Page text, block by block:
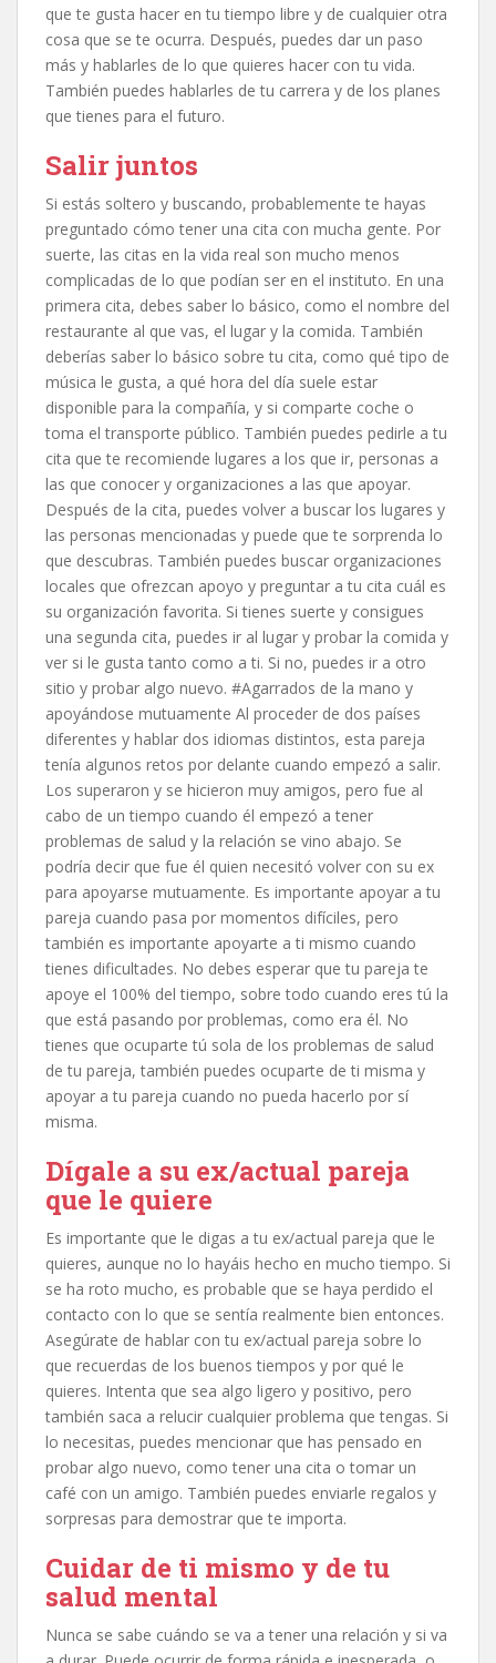
que te gusta hacer en tu tiempo libre y de cualquier otra
cosa que se te ocurra. Después, puedes dar un paso
más y hablarles de lo que quieres hacer con tu vida.
También puedes hablarles de tu carrera y de los planes
que tienes para el futuro.
Salir juntos
Si estás soltero y buscando, probablemente te hayas
preguntado cómo tener una cita con mucha gente. Por
suerte, las citas en la vida real son mucho menos
complicadas de lo que podían ser en el instituto. En una
primera cita, debes saber lo básico, como el nombre del
restaurante al que vas, el lugar y la comida. También
deberías saber lo básico sobre tu cita, como qué tipo de
música le gusta, a qué hora del día suele estar
disponible para la compañía, y si comparte coche o
toma el transporte público. También puedes pedirle a tu
cita que te recomiende lugares a los que ir, personas a
las que conocer y organizaciones a las que apoyar.
Después de la cita, puedes volver a buscar los lugares y
las personas mencionadas y puede que te sorprenda lo
que descubras. También puedes buscar organizaciones
locales que ofrezcan apoyo y preguntar a tu cita cuál es
su organización favorita. Si tienes suerte y consigues
una segunda cita, puedes ir al lugar y probar la comida y
ver si le gusta tanto como a ti. Si no, puedes ir a otro
sitio y probar algo nuevo. #Agarrados de la mano y
apoyándose mutuamente Al proceder de dos países
diferentes y hablar dos idiomas distintos, esta pareja
tenía algunos retos por delante cuando empezó a salir.
Los superaron y se hicieron muy amigos, pero fue al
cabo de un tiempo cuando él empezó a tener
problemas de salud y la relación se vino abajo. Se
podría decir que fue él quien necesitó volver con su ex
para apoyarse mutuamente. Es importante apoyar a tu
pareja cuando pasa por momentos difíciles, pero
también es importante apoyarte a ti mismo cuando
tienes dificultades. No debes esperar que tu pareja te
apoye el 100% del tiempo, sobre todo cuando eres tú la
que está pasando por problemas, como era él. No
tienes que ocuparte tú sola de los problemas de salud
de tu pareja, también puedes ocuparte de ti misma y
apoyar a tu pareja cuando no pueda hacerlo por sí
misma.
Dígale a su ex/actual pareja
que le quiere
Es importante que le digas a tu ex/actual pareja que le
quieres, aunque no lo hayáis hecho en mucho tiempo. Si
se ha roto mucho, es probable que se haya perdido el
contacto con lo que se sentía realmente bien entonces.
Asegúrate de hablar con tu ex/actual pareja sobre lo
que recuerdas de los buenos tiempos y por qué le
quieres. Intenta que sea algo ligero y positivo, pero
también saca a relucir cualquier problema que tengas. Si
lo necesitas, puedes mencionar que has pensado en
probar algo nuevo, como tener una cita o tomar un
café con un amigo. También puedes enviarle regalos y
sorpresas para demostrar que te importa.
Cuidar de ti mismo y de tu
salud mental
Nunca se sabe cuándo se va a tener una relación y si va